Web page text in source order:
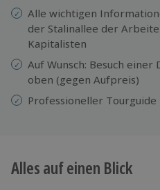
Alle wichtigen
der Stalinallee der
Kapitalisten
Auf Wunsch: Besuch
oben (gegen Aufpreis)
Professioneller Tourguide
Alles auf einen Blick